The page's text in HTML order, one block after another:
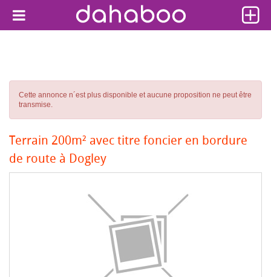
Cette annonce n´est plus disponible et aucune proposition ne peut être
transmise.
Terrain 200m² avec titre foncier en bordure
de route à Dogley